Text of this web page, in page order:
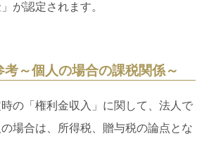
が認定されます。
～個人の場合の課税関係～
の「権利金収入」に関して、法人で
場合は、所得税、贈与税の論点とな